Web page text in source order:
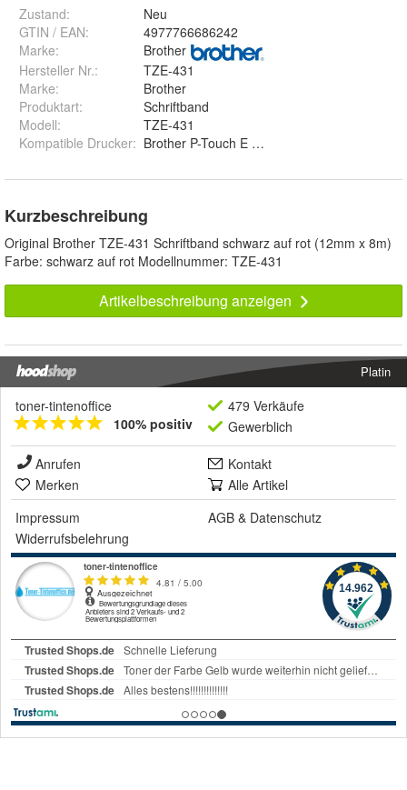
Zustand:
Neu
GTIN / EAN:
4977766686242
Marke:
Brother
Hersteller Nr.:
TZE-431
Marke:
Brother
Produktart:
Schriftband
Modell:
TZE-431
Kompatible Drucker: Brother P-Touch E 560 Series,Brother P-
Kurzbeschreibung
Original Brother TZE-431 Schriftband schwarz auf rot (12mm x 8m)
Farbe: schwarz auf rot Modellnummer: TZE-431
Artikelbeschreibung anzeigen
Platin
toner-tintenoffice
100% positiv
479 Verkäufe
Gewerblich
Anrufen
Kontakt
Merken
Alle Artikel
Impressum
AGB & Datenschutz
Widerrufsbelehrung